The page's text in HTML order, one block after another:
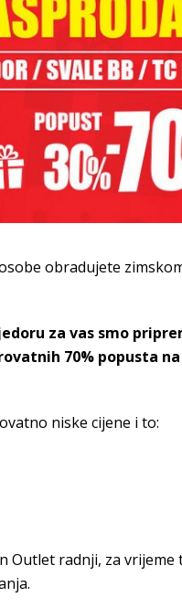
obradujete
za vas smo
70% popusta
niske cijene i to:
Outlet radnji, za vrijeme